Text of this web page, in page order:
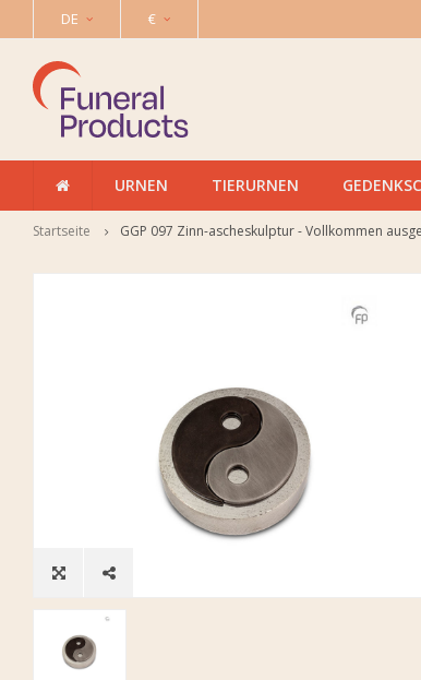
DE €
URNEN TIERURNEN
Startseite GGP 097 Zinn-ascheskulptur - Vollkommen